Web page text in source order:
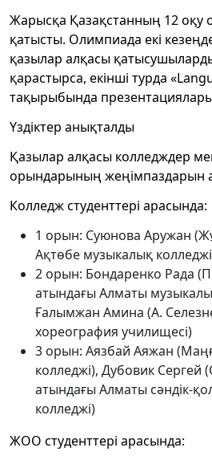
Жарысқа Қазақстанның 12 оқу
қатысты. Олимпиада екі кезеңде
қазылар алқасы
қарастырса, екінші турда
тақырыбында
Үздіктер анықталды
Қазылар алқасы колледждер
орындарының жеңімпаздарын
Колледж студенттері арасында:
1 орын: Суюнова Аружан
Ақтөбе музыкалық
2 орын: Бондаренко Рада
атындағы Алматы
Ғалымжан Амина (А.
хореография училищесі)
3 орын: Аязбай Аяжан
колледжі), Дубовик Сергей
атындағы Алматы сәндік-
колледжі)
ЖОО студенттері арасында: